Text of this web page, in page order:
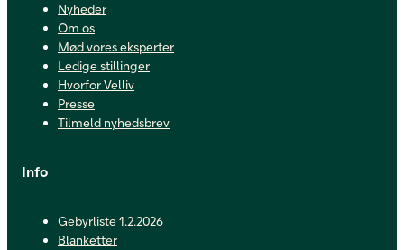
Nyheder
Om os
Mød vores eksperter
Ledige stillinger
Hvorfor Velliv
Presse
Tilmeld nyhedsbrev
Info
Gebyrliste 1.2.2026
Blanketter